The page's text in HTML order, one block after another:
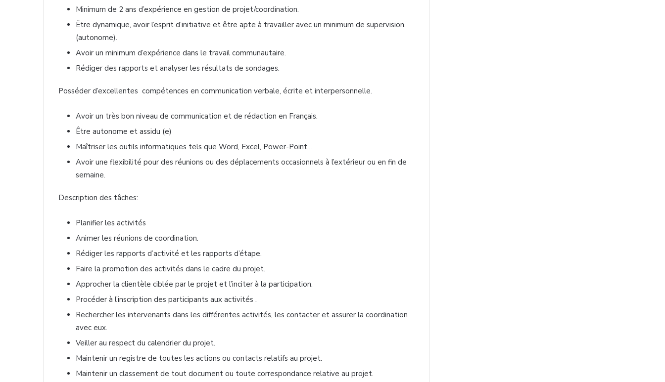
Minimum de 2 ans d’expérience en gestion de projet/coordination.
Être dynamique, avoir l’esprit d’initiative et être apte à travailler avec un minimum de supervision.
(autonome).
Avoir un minimum d’expérience dans le travail communautaire.
Rédiger des rapports et analyser les résultats de sondages.
Posséder d’excellentes compétences en communication verbale, écrite et interpersonnelle.
Avoir un très bon niveau de communication et de rédaction en Français.
Être autonome et assidu (e)
Maîtriser les outils informatiques tels que Word, Excel, Power-Point…
Avoir une flexibilité pour des réunions ou des déplacements occasionnels à l’extérieur ou en fin de
semaine.
Description des tâches:
Planifier les activités
Animer les réunions de coordination.
Rédiger les rapports d’activité et les rapports d’étape.
Faire la promotion des activités dans le cadre du projet.
Approcher la clientèle ciblée par le projet et l’inciter à la participation.
Procéder à l’inscription des participants aux activités .
Rechercher les intervenants dans les différentes activités, les contacter et assurer la coordination
avec eux.
Veiller au respect du calendrier du projet.
Maintenir un registre de toutes les actions ou contacts relatifs au projet.
Maintenir un classement de tout document ou toute correspondance relative au projet.